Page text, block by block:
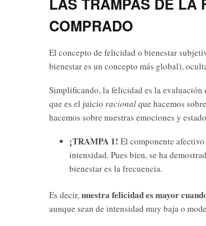
COMPRADO
El concepto de felicidad o bienestar
bienestar es un concepto más global),
Simplificando, la felicidad es la evaluación
que es el juicio racionalque hacemos
hacemos sobre nuestras emociones y
¡TRAMPA 1! El componente
intensidad. Pues bien, se ha
bienestar es la frecuencia.
Es decir,nuestra felicidad es mayor
aunque sean de intensidad muy baja o